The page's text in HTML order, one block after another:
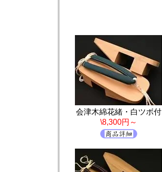
会津木綿花緒・白ツボ付
\8,300円～